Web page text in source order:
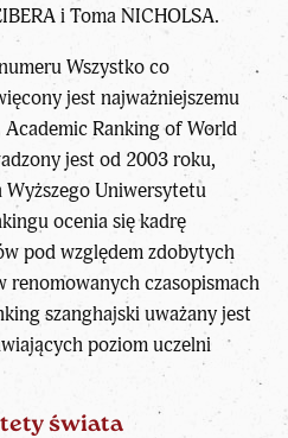
i Toma NICHOLSA.
Wszystko co
jest najważniejszemu
Ranking of World
jest od 2003 roku,
Uniwersytetu
ocenia się kadrę
pod względem zdobytych
czasopismach
szanghajski uważany jest
poziom uczelni
świata